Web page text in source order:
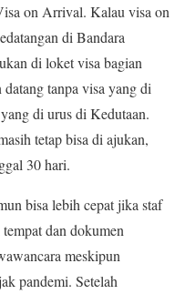
on Arrival. Kalau visa on
di Bandara
di loket visa bagian
tanpa visa yang di
di urus di Kedutaan.
tetap bisa di ajukan,
30 hari.
bisa lebih cepat jika staf
dan dokumen
meskipun
pandemi. Setelah